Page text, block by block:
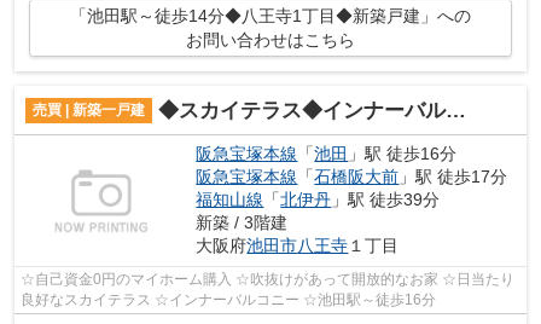
「池田駅～徒歩14分◆八王寺1丁目◆新築戸建」への
お問い合わせはこちら
売買 | 新築一戸建 ◆スカイテラス◆インナーバルコニー◆八王寺1丁目新築戸建♪
阪急宝塚本線 「池田 」駅 徒歩16分
阪急宝塚本線 「石橋阪大前 」駅 徒歩17分
福知山線 「北伊丹 」駅 徒歩39分
新築 / 3階建
大阪府池田市八王寺１丁目
☆自己資金0円のマイホーム購入 ☆吹抜けがあって開放的なお家 ☆日当たり
良好なスカイテラス ☆インナーバルコニー ☆池田駅～徒歩16分